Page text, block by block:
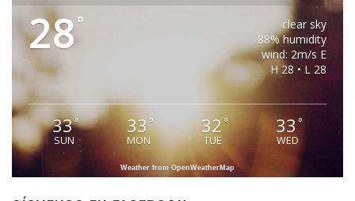
28°
clear sky
88% humidity
wind: 2m/s E
H 28 • L 28
33°
SUN
33°
MON
32°
TUE
33°
WED
Weather from OpenWeatherMap